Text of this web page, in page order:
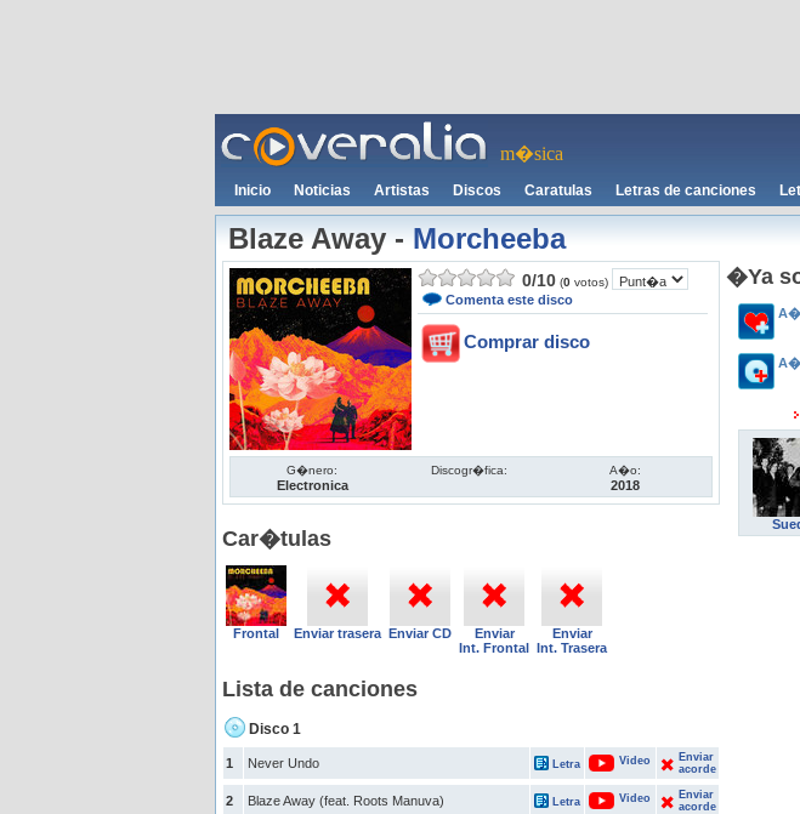
m�sica
Inicio Noticias Artistas Discos Caratulas Letras de canciones
Blaze Away-Morcheeba
0/10 (0 votos)
Comenta este disco
Comprar disco
G�nero:
Electronica
Discogr�fica: A�o:
2018
Car�tulas
Frontal Enviar trasera Enviar CD
Enviar
Int. Frontal
Enviar
Int. Trasera
Lista de canciones
Disco 1
1 Never Undo Letra Video
Enviar
acorde
2 Blaze Away (feat. Roots Manuva) Letra Video
Enviar
acorde
�Ya